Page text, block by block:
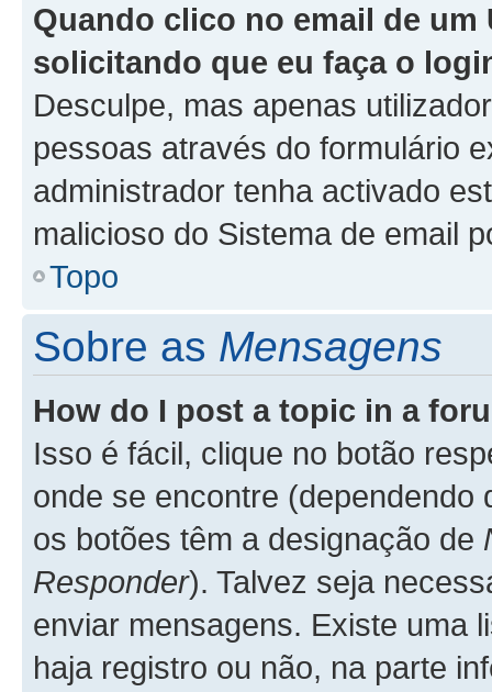
Quando clico no email de um
solicitando que eu faça o
Desculpe, mas apenas
pessoas através do formulário
administrador tenha activado
malicioso do Sistema de email
Topo
Sobre as Mensagens
How do I post a topic in a
Isso é fácil, clique no botão
onde se encontre (dependendo
os botões têm a designação de
Responder). Talvez seja
enviar mensagens. Existe uma
haja registro ou não, na parte